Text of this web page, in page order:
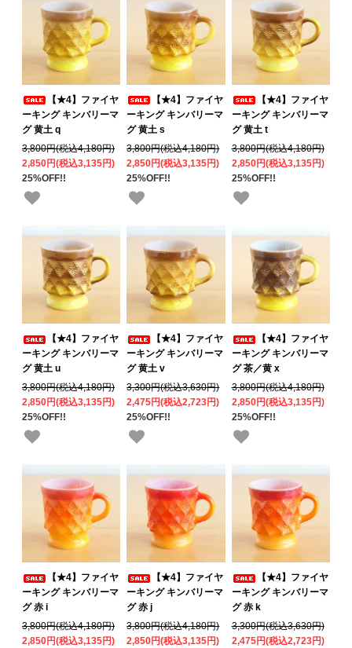
【★4】ファイヤ
ーキング キンバリーマ
グ 黄土 q
3,800円(税込4,180円)
2,850円(税込3,135円)
25%OFF!!
【★4】ファイヤ
ーキング キンバリーマ
グ 黄土 s
3,800円(税込4,180円)
2,850円(税込3,135円)
25%OFF!!
【★4】ファイヤ
ーキング キンバリーマ
グ 黄土 t
3,800円(税込4,180円)
2,850円(税込3,135円)
25%OFF!!
【★4】ファイヤ
ーキング キンバリーマ
グ 黄土 u
3,800円(税込4,180円)
2,850円(税込3,135円)
25%OFF!!
【★4】ファイヤ
ーキング キンバリーマ
グ 黄土 v
3,300円(税込3,630円)
2,475円(税込2,723円)
25%OFF!!
【★4】ファイヤ
ーキング キンバリーマ
グ 茶／黄 x
3,800円(税込4,180円)
2,850円(税込3,135円)
25%OFF!!
【★4】ファイヤ
ーキング キンバリーマ
グ 赤 i
3,800円(税込4,180円)
2,850円(税込3,135円)
【★4】ファイヤ
ーキング キンバリーマ
グ 赤 j
3,800円(税込4,180円)
2,850円(税込3,135円)
【★4】ファイヤ
ーキング キンバリーマ
グ 赤 k
3,300円(税込3,630円)
2,475円(税込2,723円)